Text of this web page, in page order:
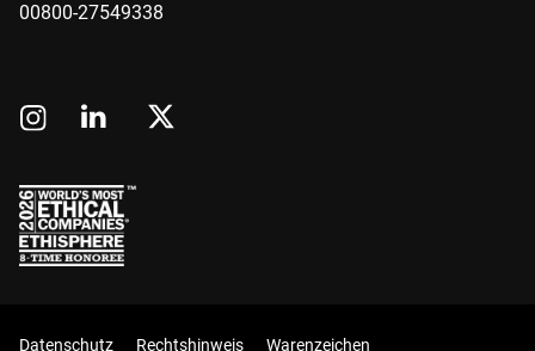
00800-27549338
Datenschutz Rechtshinweis Warenzeichen